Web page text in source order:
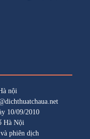
nội
10/09/2010
Hà Nội
phiên dịch